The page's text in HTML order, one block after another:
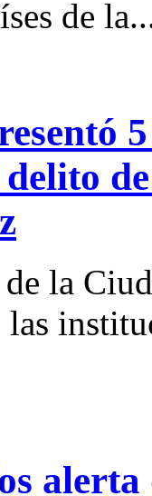
de
la
alerta